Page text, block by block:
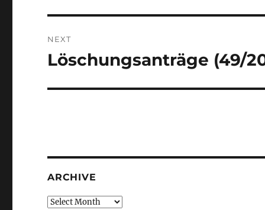
NEXT
Next
Löschungsanträge (49/
ARCHIVE
Archive